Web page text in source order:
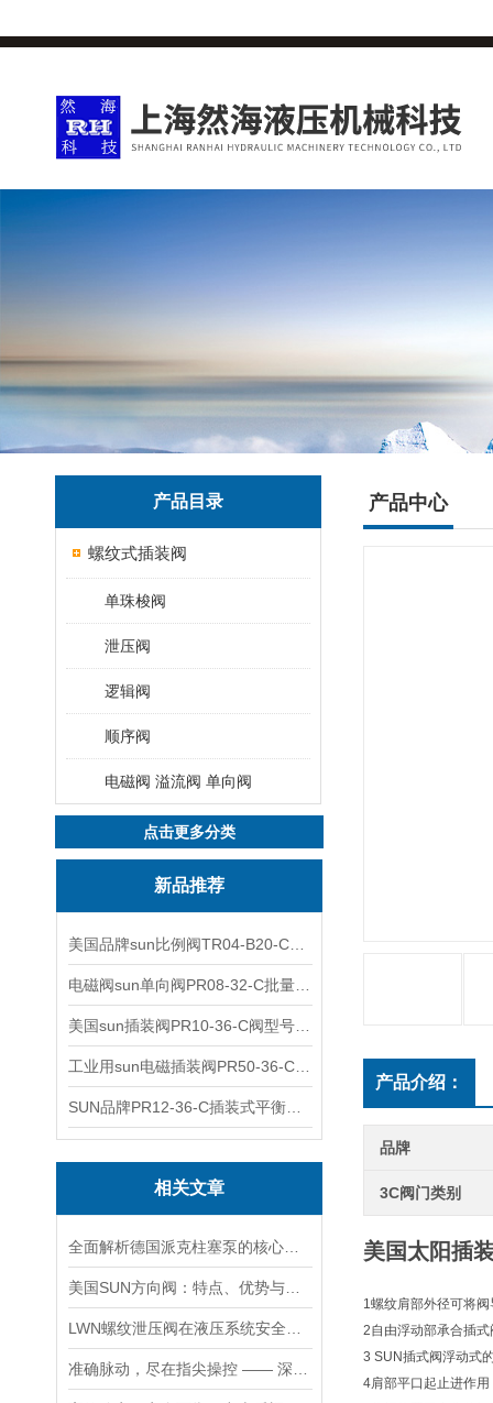
产品目录
螺纹式插装阀
单珠梭阀
泄压阀
逻辑阀
顺序阀
电磁阀 溢流阀 单向阀
点击更多分类
新品推荐
相关文章
产品中心
产品介绍：
品牌
3C阀门类别
美国太阳插
1螺纹肩部外径可将
2自由浮动部承合插
3 SUN插式阀浮动式
4肩部平口起止进作